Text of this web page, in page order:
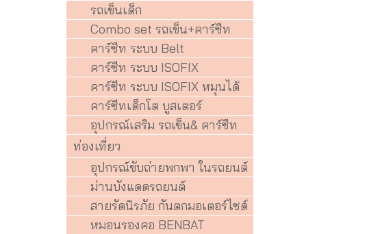
รถเข็นเด็ก
Combo set รถเข็น+คาร์ซีท
คาร์ซีท ระบบ Belt
คาร์ซีท ระบบ ISOFIX
คาร์ซีท ระบบ ISOFIX หมุนได้
คาร์ซีทเด็กโต บูสเตอร์
อุปกรณ์เสริม รถเข็น& คาร์ซีท
ท่องเที่ยว
อุปกรณ์ขับถ่ายพกพา ในรถยนต์
ม่านบังแดดรถยนต์
สายรัดนิรภัย กันตกมอเตอร์ไซด์
หมอนรองคอ BENBAT